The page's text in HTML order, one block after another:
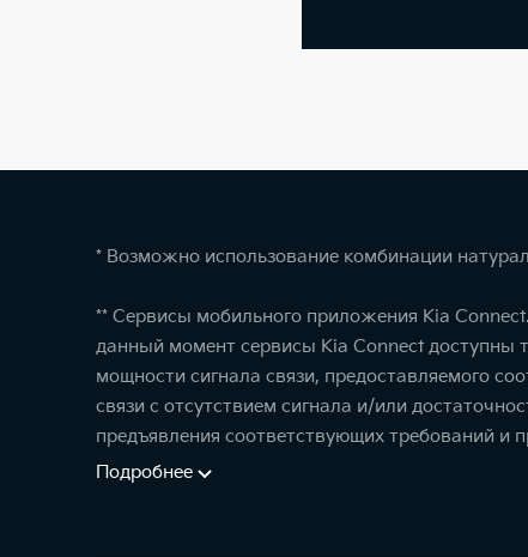
* Возможно использование комбинации
** Сервисы мобильного приложения Kia
данный момент сервисы Kia Connect доступны
мощности сигнала связи, предоставляемого
связи с отсутствием сигнала и/или
предъявления соответствующих требований и
Подробнее